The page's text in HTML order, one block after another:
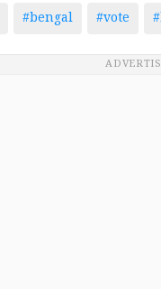
#bengal #vote